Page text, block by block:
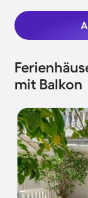
mit Balkon